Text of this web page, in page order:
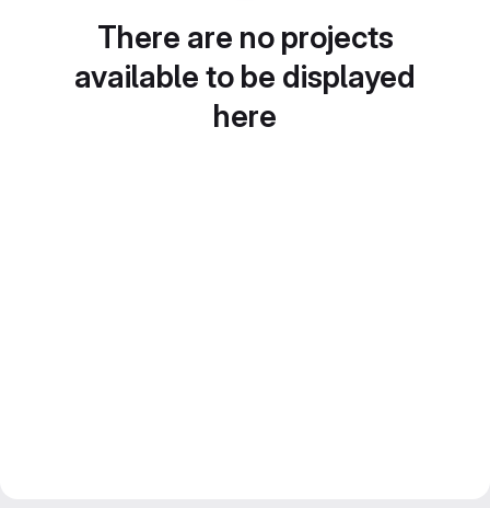
There are no projects
available to be displayed
here